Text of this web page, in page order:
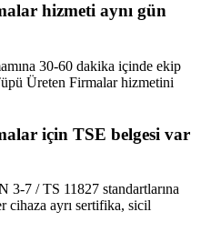
hizmeti aynı gün
30-60 dakika içinde ekip
Üreten Firmalar hizmetini
için TSE belgesi var
3-7 / TS 11827 standartlarına
cihaza ayrı sertifika, sicil